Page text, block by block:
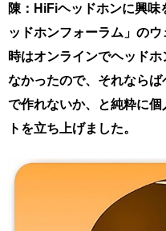
陳：HiFiヘッドホンに興
ッドホンフォーラム」の
時はオンラインでヘッド
なかったので、それなら
で作れないか、と純粋に
トを立ち上げました。